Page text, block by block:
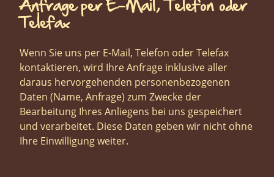
Telefax
Wenn Sie uns per E-Mail, Telefon oder Telefax
kontaktieren, wird Ihre Anfrage inklusive aller
daraus hervorgehenden personenbezogenen
Daten (Name, Anfrage) zum Zwecke der
Bearbeitung Ihres Anliegens bei uns gespeichert
und verarbeitet. Diese Daten geben wir nicht ohne
Ihre Einwilligung weiter.